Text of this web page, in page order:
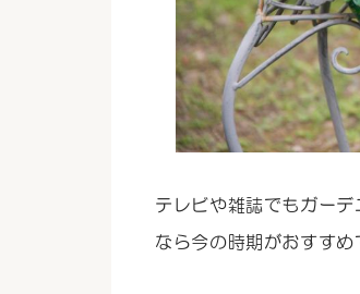
テレビや雑誌でもガー
なら今の時期がおすす